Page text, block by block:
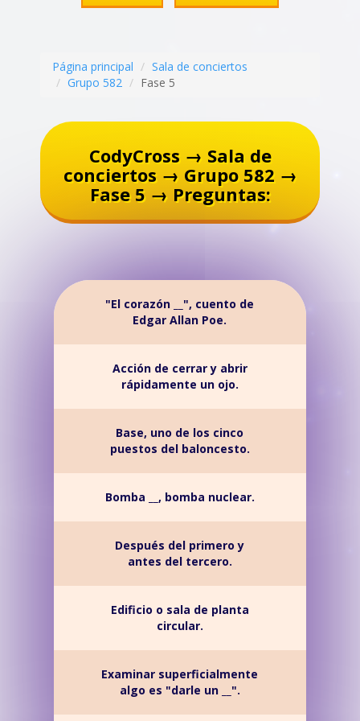
Página principal
Sala de conciertos
Grupo 582
Fase 5
CodyCross → Sala de
conciertos → Grupo 582 →
Fase 5 → Preguntas:
"El corazón __", cuento de
Edgar Allan Poe.
Acción de cerrar y abrir
rápidamente un ojo.
Base, uno de los cinco
puestos del baloncesto.
Bomba __, bomba nuclear.
Después del primero y
antes del tercero.
Edificio o sala de planta
circular.
Examinar superficialmente
algo es "darle un __".